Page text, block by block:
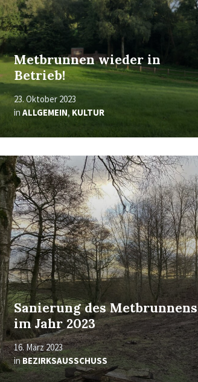
Metbrunnen wieder in
Betrieb!
23. Oktober 2023
in ALLGEMEIN, KULTUR
Sanierung des Metbrunnens
im Jahr 2023
16. März 2023
inBEZIRKSAUSSCHUSS